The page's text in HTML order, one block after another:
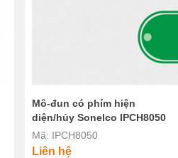
Mô-đun có phím hiện
diện/hủy Sonelco IPCH8050
Mã: IPCH8050
Liên hệ